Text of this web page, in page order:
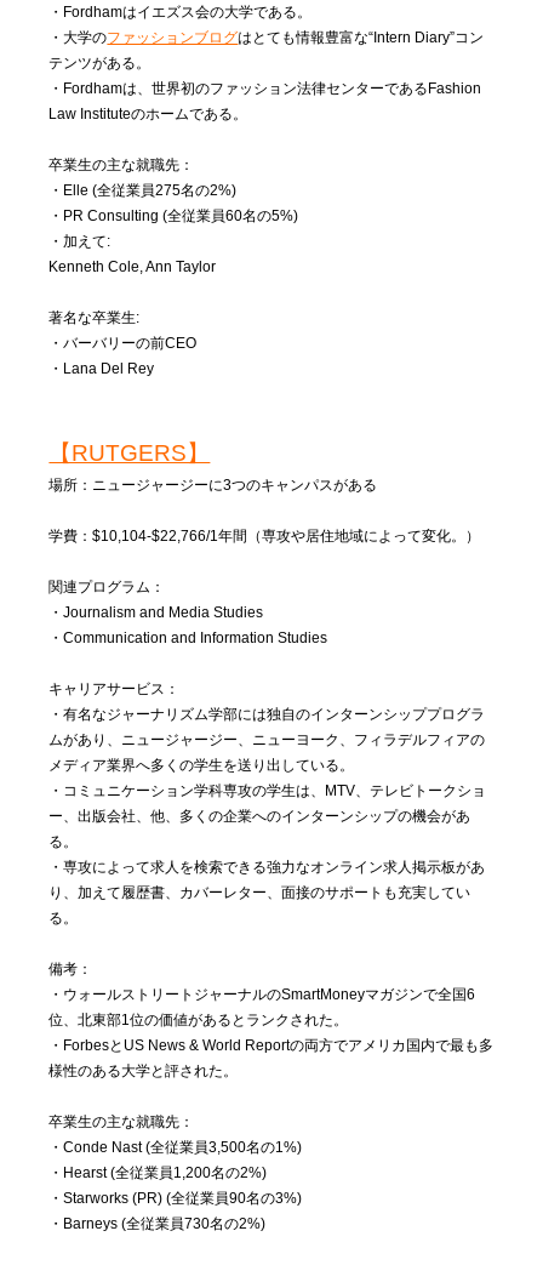
・Fordhamはイエズス会の大学である。
・大学のファッションブログはとても情報豊富な“Intern Diary”コン
テンツがある。
・Fordhamは、世界初のファッション法律センターであるFashion
Law Instituteのホームである。
卒業生の主な就職先：
・Elle (全従業員275名の2%)
・PR Consulting (全従業員60名の5%)
・加えて:
Kenneth Cole, Ann Taylor
著名な卒業生:
・バーバリーの前CEO
・Lana Del Rey
【RUTGERS】
場所：ニュージャージーに3つのキャンパスがある
学費：$10,104-$22,766/1年間（専攻や居住地域によって変化。）
関連プログラム：
・Journalism and Media Studies
・Communication and Information Studies
キャリアサービス：
・有名なジャーナリズム学部には独自のインターンシッププログラ
ムがあり、ニュージャージー、ニューヨーク、フィラデルフィアの
メディア業界へ多くの学生を送り出している。
・コミュニケーション学科専攻の学生は、MTV、テレビトークショ
ー、出版会社、他、多くの企業へのインターンシップの機会があ
る。
・専攻によって求人を検索できる強力なオンライン求人掲示板があ
り、加えて履歴書、カバーレター、面接のサポートも充実してい
る。
備考：
・ウォールストリートジャーナルのSmartMoneyマガジンで全国6
位、北東部1位の価値があるとランクされた。
・ForbesとUS News & World Reportの両方でアメリカ国内で最も多
様性のある大学と評された。
卒業生の主な就職先：
・Conde Nast (全従業員3,500名の1%)
・Hearst (全従業員1,200名の2%)
・Starworks (PR) (全従業員90名の3%)
・Barneys (全従業員730名の2%)